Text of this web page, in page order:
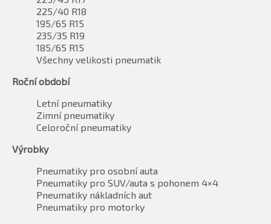
225/40 R18
195/65 R15
235/35 R19
185/65 R15
Všechny velikosti pneumatik
Roční období
Letní pneumatiky
Zimní pneumatiky
Celoroční pneumatiky
Výrobky
Pneumatiky pro osobní auta
Pneumatiky pro SUV/auta s pohonem 4×4
Pneumatiky nákladních aut
Pneumatiky pro motorky